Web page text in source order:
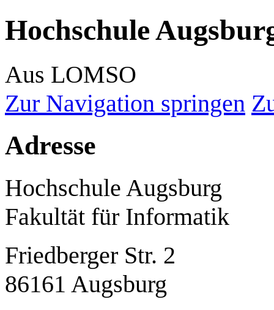
Hochschule
Aus LOMSO
Zur Navigation springen
Adresse
Hochschule Augsburg
Fakultät für Informatik
Friedberger Str. 2
86161 Augsburg